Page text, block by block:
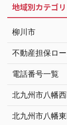
地域別カテゴリ
柳川市
不動産担保ロ
電話番号一覧
北九州市八幡
北九州市八幡